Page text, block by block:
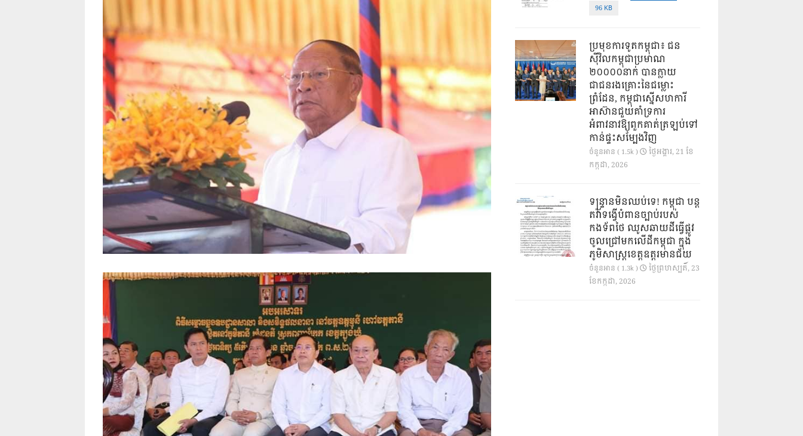
96 KB
ប្រមុខការទូតកម្ពុជា៖ ជន
ស៊ីវិលកម្ពុជាប្រមាណ
២០០០០នាក់ បានក្លាយ
ជាជនរងគ្រោះនៃជម្លោះ
ព្រំដែន, កម្ពុជាស្នើសហការី
អាស៊ានជួយគាំទ្រការ
អំពាវនាវឱ្យពួកគាត់ត្រឡប់ទៅ
កាន់ផ្ទះសម្បែងវិញ
ចំនួនអាន ( 1.5k )
ថ្ងៃ​អង្គារ, 21 ខែ​
កក្កដា, 2026
ទន្ទ្រានមិនឈប់ទេ! កម្ពុជា បន្ត
តវ៉ាទង្វើបំពានច្បាប់របស់
កងទ័ពថៃ ឈូសឆាយដីធ្វើផ្លូវ
ចូលជ្រៅមកលើដីកម្ពុជា ក្នុង
ភូមិសាស្ត្រខេត្តឧត្តរមានជ័យ
ចំនួនអាន ( 1.3k )
ថ្ងៃ​ព្រហស្បតិ៍, 23
ខែ​កក្កដា, 2026